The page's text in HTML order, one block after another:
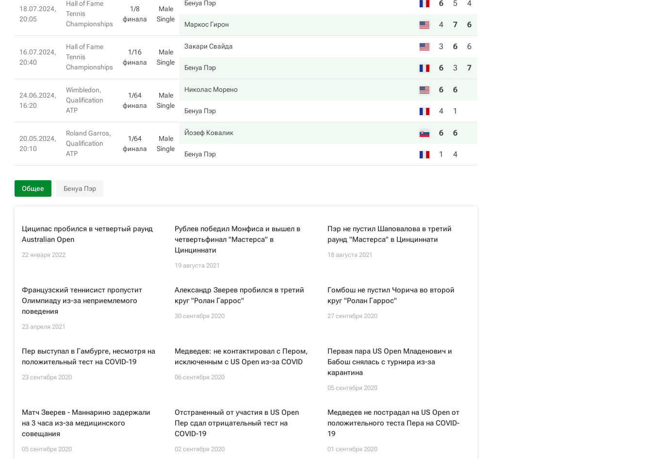
18.07.2024,
20:05
Hall of Fame
Tennis
Championships
1/8
финала
Male
Single
Бенуа Пэр 6 5 4
Маркос Гирон 4 7 6
16.07.2024,
20:40
Hall of Fame
Tennis
Championships
1/16
финала
Male
Single
Закари Свайда 3 6 6
Бенуа Пэр 6 3 7
24.06.2024,
16:20
Wimbledon,
Qualification
ATP
1/64
финала
Male
Single
Николас Морено 6 6
Бенуа Пэр 4 1
20.05.2024,
20:10
Roland Garros,
Qualification
ATP
1/64
финала
Male
Single
Йозеф Ковалик 6 6
Бенуа Пэр 1 4
Общее Бенуа Пэр
Циципас пробился в четвертый раунд
Australian Open
22 января 2022
Рублев победил Монфиса и вышел в
четвертьфинал "Мастерса" в
Цинциннати
19 августа 2021
Пэр не пустил Шаповалова в третий
раунд "Мастерса" в Цинциннати
18 августа 2021
Французский теннисист пропустит
Олимпиаду из-за неприемлемого
поведения
23 апреля 2021
Александр Зверев пробился в третий
круг "Ролан Гаррос"
30 сентября 2020
Гомбош не пустил Чорича во второй
круг "Ролан Гаррос"
27 сентября 2020
Пер выступал в Гамбурге, несмотря на
положительный тест на COVID-19
23 сентября 2020
Медведев: не контактировал с Пером,
исключенным с US Open из-за COVID
06 сентября 2020
Первая пара US Open Младенович и
Бабош снялась с турнира из-за
карантина
05 сентября 2020
Матч Зверев - Маннарино задержали
на 3 часа из-за медицинского
совещания
05 сентября 2020
Отстраненный от участия в US Open
Пер сдал отрицательный тест на
COVID-19
02 сентября 2020
Медведев не пострадал на US Open от
положительного теста Пера на COVID-
19
01 сентября 2020